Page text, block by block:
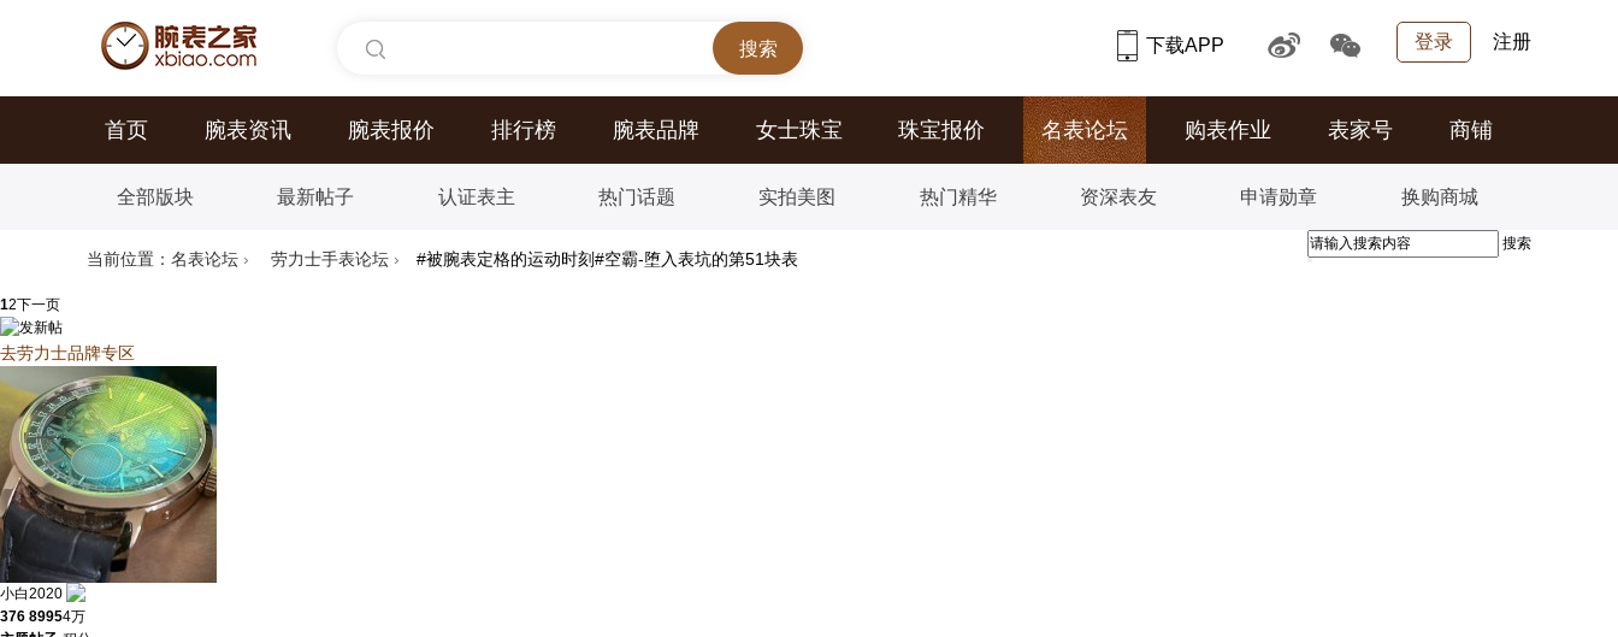
登录 注册
下载APP
首页 腕表资讯 腕表报价 排行榜 腕表品牌 女士珠宝 珠宝报价 名表论坛 购表作业 表家号 商铺
全部版块 最新帖子 认证表主 热门话题 实拍美图 热门精华 资深表友 申请勋章 换购商城
当前位置： 名表论坛 › 劳力士手表论坛 › #被腕表定格的运动时刻#空霸-堕入表坑的第51块表
搜索
12下一页
去劳力士品牌专区
小白2020
376 89954万